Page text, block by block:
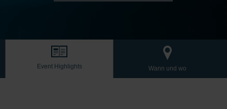
Event Highlights Wann und wo